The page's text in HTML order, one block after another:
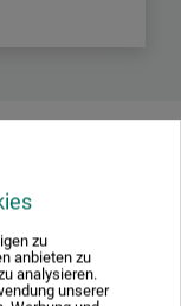
zu
anbieten zu
analysieren.
unserer
Produkt